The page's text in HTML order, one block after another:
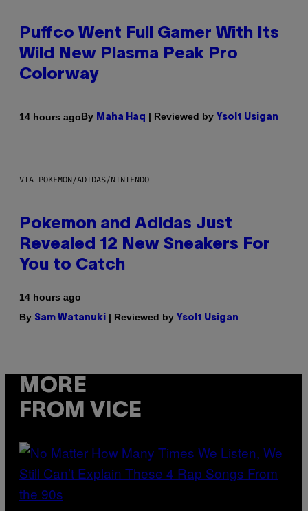
Puffco Went Full Gamer With Its
Wild New Plasma Peak Pro
Colorway
14 hours agoBy Maha Haq | Reviewed by Ysolt Usigan
VIA POKEMON/ADIDAS/NINTENDO
Pokemon and Adidas Just
Revealed 12 New Sneakers For
You to Catch
14 hours ago
By Sam Watanuki | Reviewed by Ysolt Usigan
MORE
FROM VICE